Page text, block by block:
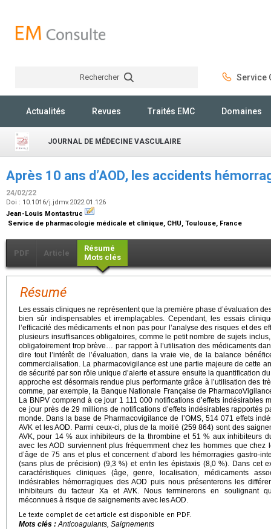
Rechercher Service
Actualités Revues Traités EMC Domaines
JOURNAL DE MÉDECINE VASCULAIRE
Après 10 ans d’AOD, les accidents
24/02/22
Doi : 10.1016/j.jdmv.2022.01.126
Jean-Louis Montastruc
Service de pharmacologie médicale et clinique, CHU, Toulouse, France
PDF Article
Résumé
Mots clés
Résumé
Les essais cliniques ne représentent que la première phase d’évaluation
bien sûr indispensables et irremplaçables. Cependant, les essais
l’efficacité des médicaments et non pas pour l’analyse des risques et des
plusieurs insuffisances obligatoires, comme le petit nombre de sujets
obligatoirement trop brève… par rapport à l’utilisation des médicaments
dire tout l’intérêt de l’évaluation, dans la vraie vie, de la balance
commercialisation. La pharmacovigilance est une partie majeure de cette
de sécurité par son rôle unique d’alerte et assure ensuite la quantification
approche est désormais rendue plus performante grâce à l’utilisation des
comme, par exemple, la Banque Nationale Française de
La BNPV comprend à ce jour 1 111 000 notifications d’effets indésirables
ce jour près de 29 millions de notifications d’effets indésirables rapportés
monde. Dans la base de Pharmacovigilance de l’OMS, 514 071 effets
AVK et les AOD. Parmi ceux-ci, plus de la moitié (259 864) sont des
AVK, pour 14 % aux inhibiteurs de la thrombine et 51 % aux inhibiteurs
avec les AOD surviennent plus fréquemment chez les hommes que
d’âge de 75 ans et plus et concernent d’abord les hémorragies gastro-
(sans plus de précision) (9,3 %) et enfin les épistaxis (8,0 %). Dans cet
caractéristiques cliniques (âge, genre, localisation, médicaments
indésirables hémorragiques des AOD puis nous présenterons les
inhibiteurs du facteur Xa et AVK. Nous terminerons en soulignant
méconnues à risque de saignements avec les AOD.
Le texte complet de cet article est disponible en PDF.
Mots clés : Anticoagulants, Saignements